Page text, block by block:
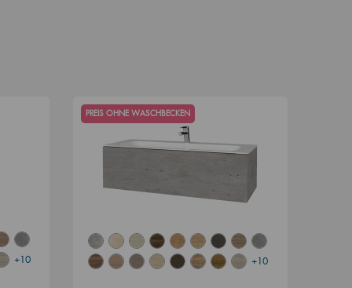
+10 +10
PREIS OHNE WASCHBECKEN